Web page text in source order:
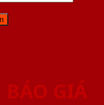
GIÁ